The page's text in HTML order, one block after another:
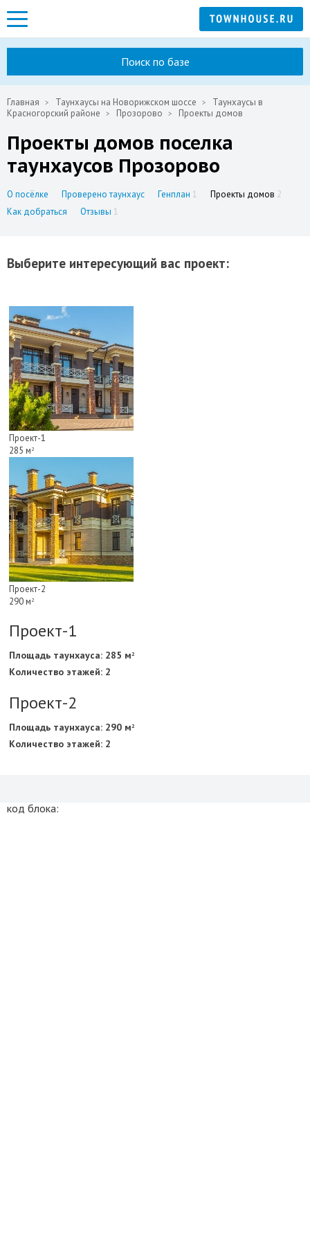
Поиск по базе
Главная Таунхаусы на Новорижском шоссе
Таунхаусы в
Красногорский районе
Прозорово Проекты домов
Проекты домов поселка
таунхаусов Прозорово
О посёлке Проверено таунхаус Генплан 1 Проекты домов 2
Как добраться
Отзывы 1
Выберите интересующий вас проект:
Проект-1
285 м 2
Проект-2
290 м 2
Проект-1
Площадь таунхауса: 285 м2
Количество этажей: 2
Проект-2
Площадь таунхауса: 290 м2
Количество этажей: 2
код блока: